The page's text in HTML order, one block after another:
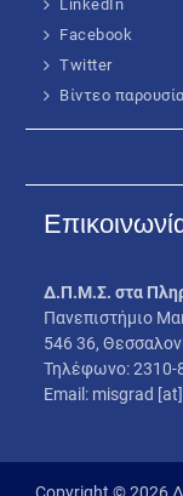
LinkedIn
Facebook
Twitter
Βίντεο
Δ.Π.Μ.Σ. στα
Πανεπιστήμιο
546 36,
Τηλέφωνο: 2310-
Email: misgrad
Copyright © 2026